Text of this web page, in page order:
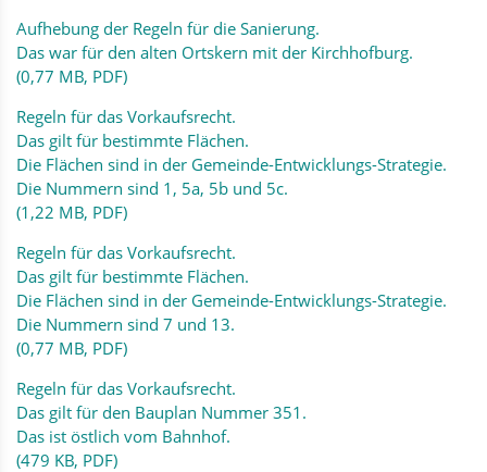
Aufhebung der Regeln für die Sanierung.
Das war für den alten Ortskern mit der Kirchhofburg.
(0,77 MB, PDF)
Regeln für das Vorkaufsrecht.
Das gilt für bestimmte Flächen.
Die Flächen sind in der Gemeinde-Entwicklungs-Strategie.
Die Nummern sind 1, 5a, 5b und 5c.
(1,22 MB, PDF)
Regeln für das Vorkaufsrecht.
Das gilt für bestimmte Flächen.
Die Flächen sind in der Gemeinde-Entwicklungs-Strategie.
Die Nummern sind 7 und 13.
(0,77 MB, PDF)
Regeln für das Vorkaufsrecht.
Das gilt für den Bauplan Nummer 351.
Das ist östlich vom Bahnhof.
(479 KB, PDF)